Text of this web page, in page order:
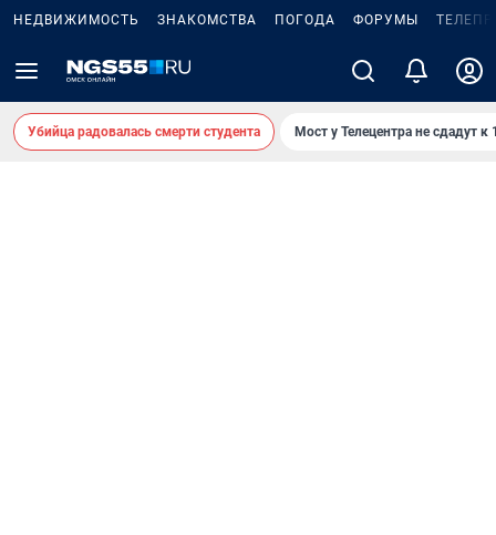
НЕДВИЖИМОСТЬ ЗНАКОМСТВА ПОГОДА ФОРУМЫ
Убийца радовалась смерти студента Мост у Телецентра не сдадут к